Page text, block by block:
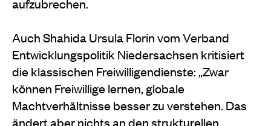
aufzubrechen.
Auch Shahida Ursula Florin vom Verband
Entwicklungspolitik Niedersachsen kritisiert
die klassischen Freiwilligendienste: „Zwar
können Freiwillige lernen, globale
Machtverhältnisse besser zu verstehen. Das
ändert aber nichts an den strukturellen